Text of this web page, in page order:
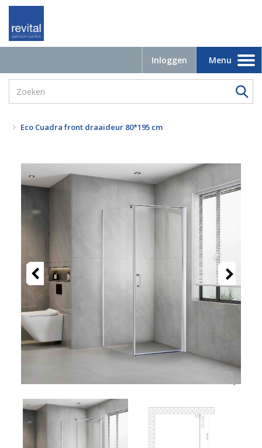
Inloggen
Toggle
navigation
Menu
Eco Cuadra front draaideur 80*195 cm